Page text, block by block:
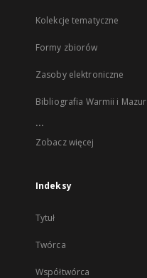
Kolekcje tematyczne
Formy zbiorów
Zasoby elektroniczne
Bibliografia Warmii i Mazur
...
Zobacz więcej
Indeksy
Tytuł
Twórca
Współtwórca